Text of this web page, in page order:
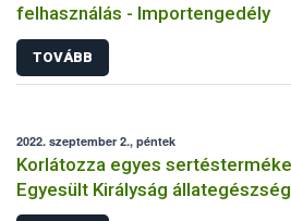
felhasználás - Importengedély
TOVÁBB
2022. szeptember 2., péntek
Korlátozza egyes
Egyesült Királyság